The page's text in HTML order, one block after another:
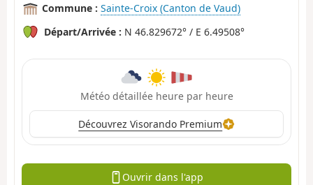
Commune : Sainte-Croix (Canton de Vaud)
Départ/Arrivée : N 46.829672° / E 6.49508°
Météo détaillée heure par heure
Découvrez Visorando Premium
Ouvrir dans l'app